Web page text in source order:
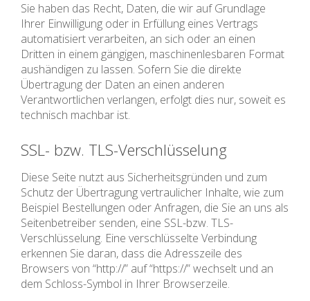
Sie haben das Recht, Daten, die wir auf Grundlage
Ihrer Einwilligung oder in Erfüllung eines Vertrags
automatisiert verarbeiten, an sich oder an einen
Dritten in einem gängigen, maschinenlesbaren Format
aushändigen zu lassen. Sofern Sie die direkte
Übertragung der Daten an einen anderen
Verantwortlichen verlangen, erfolgt dies nur, soweit es
technisch machbar ist.
SSL- bzw. TLS-Verschlüsselung
Diese Seite nutzt aus Sicherheitsgründen und zum
Schutz der Übertragung vertraulicher Inhalte, wie zum
Beispiel Bestellungen oder Anfragen, die Sie an uns als
Seitenbetreiber senden, eine SSL-bzw. TLS-
Verschlüsselung. Eine verschlüsselte Verbindung
erkennen Sie daran, dass die Adresszeile des
Browsers von “http://” auf “https://” wechselt und an
dem Schloss-Symbol in Ihrer Browserzeile.